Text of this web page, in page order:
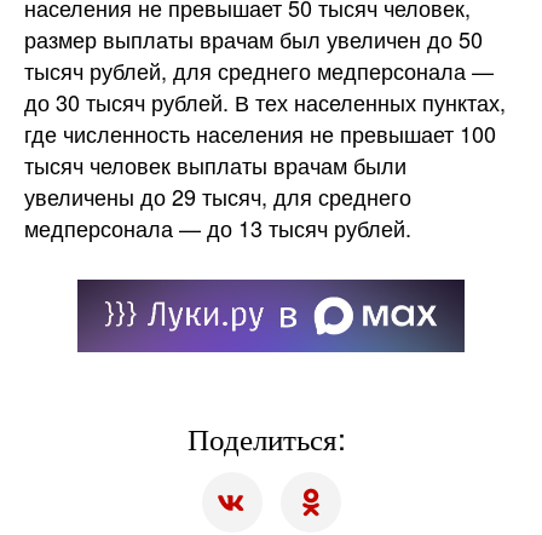
населения не превышает 50 тысяч человек,
размер выплаты врачам был увеличен до 50
тысяч рублей, для среднего медперсонала —
до 30 тысяч рублей. В тех населенных пунктах,
где численность населения не превышает 100
тысяч человек выплаты врачам были
увеличены до 29 тысяч, для среднего
медперсонала — до 13 тысяч рублей.
Поделиться: